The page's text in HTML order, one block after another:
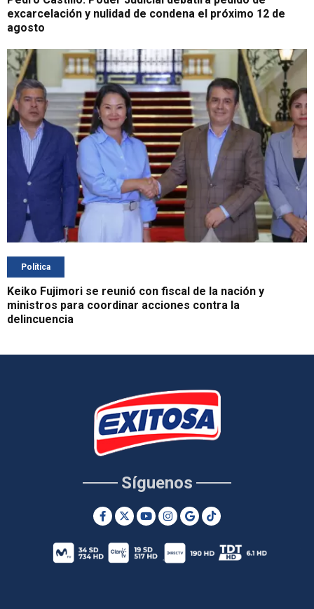
excarcelación y nulidad de condena el próximo 12 de
agosto
Política
Keiko Fujimori se reunió con fiscal de la nación y
ministros para coordinar acciones contra la
delincuencia
Síguenos